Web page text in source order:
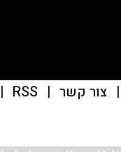
| צור קשר |
RSS
|